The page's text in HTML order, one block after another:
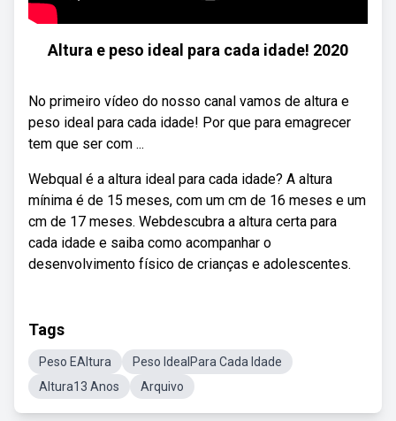
Altura e peso ideal para cada idade! 2020
No primeiro vídeo do nosso canal vamos de altura e
peso ideal para cada idade! Por que para emagrecer
tem que ser com ...
Webqual é a altura ideal para cada idade? A altura
mínima é de 15 meses, com um cm de 16 meses e um
cm de 17 meses. Webdescubra a altura certa para
cada idade e saiba como acompanhar o
desenvolvimento físico de crianças e adolescentes.
Tags
Peso EAltura
Peso IdealPara Cada Idade
Altura13 Anos
Arquivo